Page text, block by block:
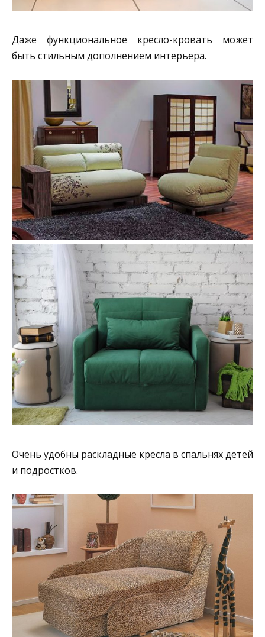
Даже функциональное кресло-кровать может
быть стильным дополнением интерьера.
Очень удобны раскладные кресла в спальнях детей
и подростков.